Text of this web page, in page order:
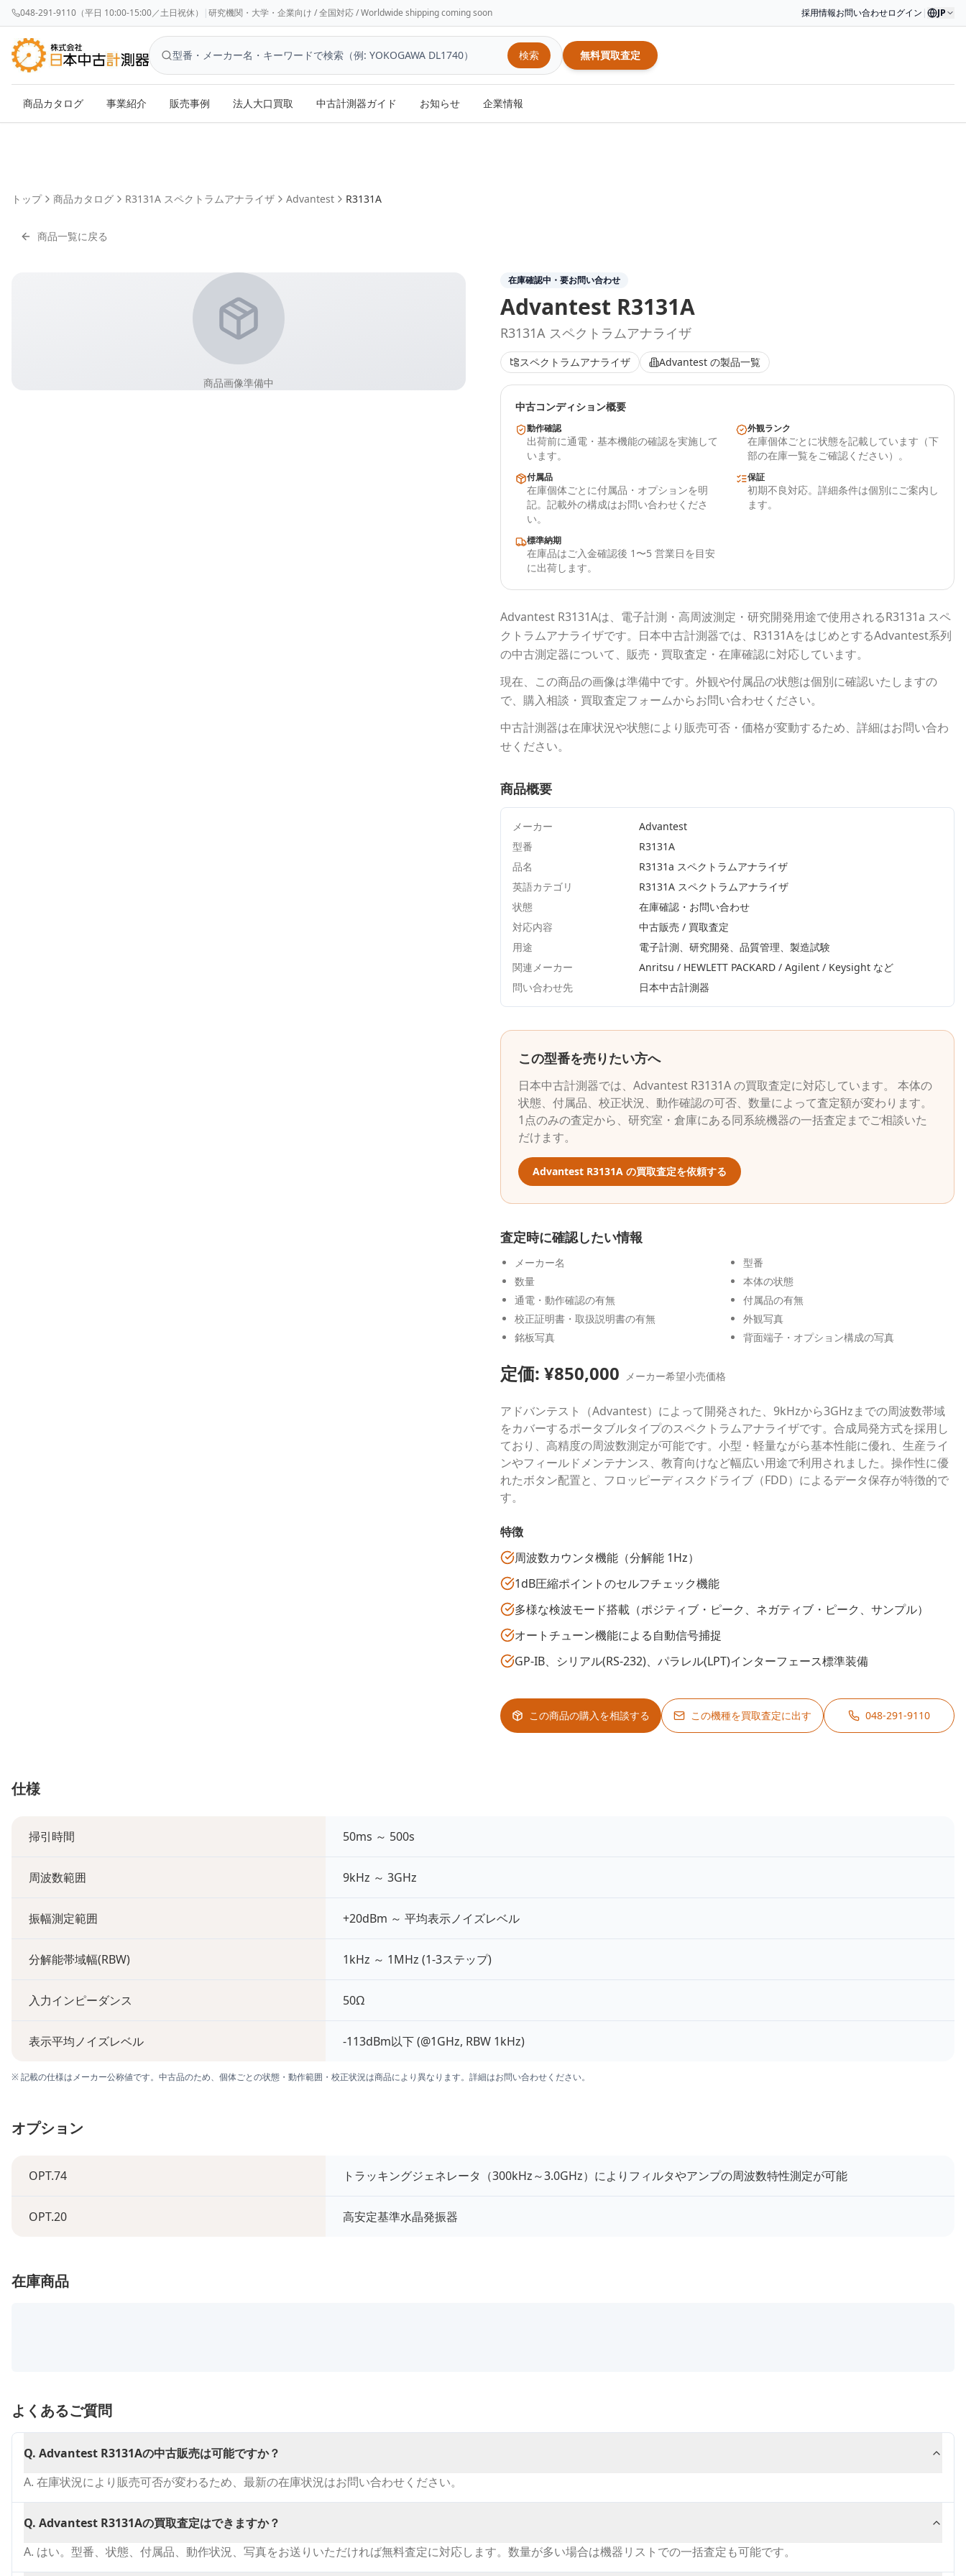
048-291-9110（平日 10:00-15:00／土日祝休） |研究機関・大学・企業向け / 全国対応 / Worldwide shipping coming soon 採用情報お問い合わせログイン | JP
検索 無料買取査定
商品カタログ 事業紹介 販売事例 法人大口買取 中古計測器ガイド お知らせ 企業情報
トップ 商品カタログ R3131A スペクトラムアナライザ Advantest R3131A
商品一覧に戻る
商品画像準備中
在庫確認中・要お問い合わせ
Advantest R3131A
R3131A スペクトラムアナライザ
スペクトラムアナライザ Advantest の製品一覧
中古コンディション概要
動作確認
出荷前に通電・基本機能の確認を実施して
います。
外観ランク
在庫個体ごとに状態を記載しています（下
部の在庫一覧をご確認ください）。
付属品
在庫個体ごとに付属品・オプションを明
記。記載外の構成はお問い合わせくださ
い。
保証
初期不良対応。詳細条件は個別にご案内し
ます。
標準納期
在庫品はご入金確認後 1〜5 営業日を目安
に出荷します。
Advantest R3131Aは、電子計測・高周波測定・研究開発用途で使用されるR3131a スペ
クトラムアナライザです。 日本中古計測器では、 R3131AをはじめとするAdvantest系列
の中古測定器について、販売・買取査定・在庫確認に対応しています。
現在、この商品の画像は準備中です。外観や付属品の状態は個別に確認いたしますの
で、購入相談・買取査定フォームからお問い合わせください。
中古計測器は在庫状況や状態により販売可否・価格が変動するため、詳細はお問い合わ
せください。
商品概要
メーカー
Advantest
型番
R3131A
品名
R3131a スペクトラムアナライザ
英語カテゴリ
R3131A スペクトラムアナライザ
状態
在庫確認・お問い合わせ
対応内容
中古販売 / 買取査定
用途
電子計測、研究開発、品質管理、製造試験
関連メーカー
Anritsu / HEWLETT PACKARD / Agilent / Keysight など
問い合わせ先
日本中古計測器
この型番を売りたい方へ
日本中古計測器では、 Advantest R3131Aの買取査定に対応しています。 本体の
状態、付属品、校正状況、動作確認の可否、数量によって査定額が変わります。
1点のみの査定から、研究室・倉庫にある同系統機器の一括査定までご相談いた
だけます。
Advantest R3131A の買取査定を依頼する
査定時に確認したい情報
メーカー名
型番
数量
本体の状態
通電・動作確認の有無
付属品の有無
校正証明書・取扱説明書の有無
外観写真
銘板写真
背面端子・オプション構成の写真
定価: ¥850,000 メーカー希望小売価格
アドバンテスト（Advantest）によって開発された、9kHzから3GHzまでの周波数帯域
をカバーするポータブルタイプのスペクトラムアナライザです。合成局発方式を採用し
ており、高精度の周波数測定が可能です。小型・軽量ながら基本性能に優れ、生産ライ
ンやフィールドメンテナンス、教育向けなど幅広い用途で利用されました。操作性に優
れたボタン配置と、フロッピーディスクドライブ（FDD）によるデータ保存が特徴的で
す。
特徴
周波数カウンタ機能（分解能 1Hz）
1dB圧縮ポイントのセルフチェック機能
多様な検波モード搭載（ポジティブ・ピーク、ネガティブ・ピーク、サンプル）
オートチューン機能による自動信号捕捉
GP-IB、シリアル(RS-232)、パラレル(LPT)インターフェース標準装備
この商品の購入を相談する この機種を買取査定に出す 048-291-9110
仕様
掃引時間 50ms ～ 500s
周波数範囲 9kHz ～ 3GHz
振幅測定範囲 +20dBm ～ 平均表示ノイズレベル
分解能帯域幅(RBW) 1kHz ～ 1MHz (1-3ステップ)
入力インピーダンス 50Ω
表示平均ノイズレベル -113dBm以下 (@1GHz, RBW 1kHz)
※ 記載の仕様はメーカー公称値です。中古品のため、個体ごとの状態・動作範囲・校正状況は商品により異なります。詳細はお問い合わせください。
オプション
OPT.74 トラッキングジェネレータ（300kHz～3.0GHz）によりフィルタやアンプの周波数特性測定が可能
OPT.20 高安定基準水晶発振器
在庫商品
よくあるご質問
Q. Advantest R3131Aの中古販売は可能ですか？
A. 在庫状況により販売可否が変わるため、最新の在庫状況はお問い合わせください。
Q. Advantest R3131Aの買取査定はできますか？
A. はい。型番、状態、付属品、動作状況、写真をお送りいただければ無料査定に対応します。数量が多い場合は機器リストでの一括査定も可能です。